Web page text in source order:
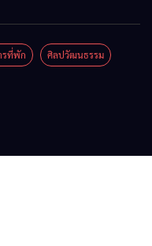
รวมของดี
สินค้าเด่น
ลุ่มน้ำกก
ยื่น 5 ข้อ
รที่พัก ศิลปวัฒนธรรม